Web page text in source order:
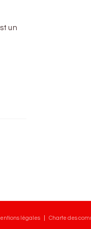
un
légales Charte des